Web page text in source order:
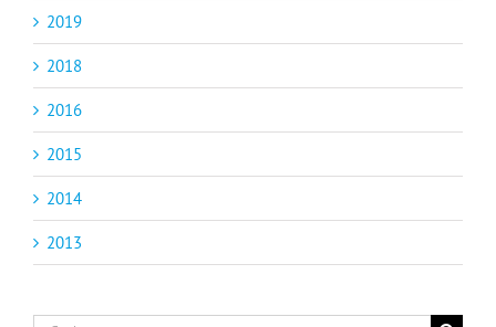
2019
2018
2016
2015
2014
2013